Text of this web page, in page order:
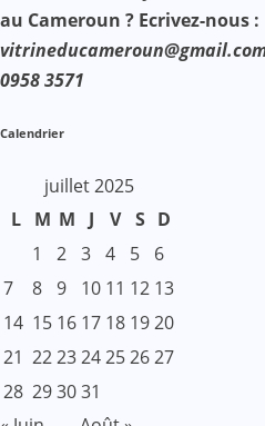
au Cameroun ? Ecrivez-nous :
0958 3571
Calendrier
juillet 2025
L
M M J V S D
1
2 3 4 5
6
7
8 9 10 11 12 13
14 15 16 17 18 1920
21 222324252627
28 293031